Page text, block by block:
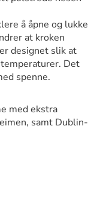
å åpne og lukke
at kroken
designet slik at
Det
spenne.
med ekstra
samt Dublin-